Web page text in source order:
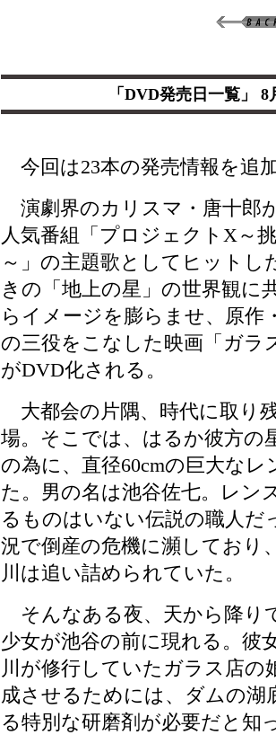
「DVD発売日一覧」
今回は23本の発売情報を追
演劇界のカリスマ・唐十郎
人気番組「プロジェクトX～
～」の主題歌としてヒットし
きの「地上の星」の世界観に
らイメージを膨らませ、原作
の三役をこなした映画「ガラ
がDVD化される。
大都会の片隅、時代に取り
場。そこでは、はるか彼方の
の為に、直径60cmの巨大な
た。男の名は池谷佐七。レン
るものはいない伝説の職人だ
況で倒産の危機に瀕しており
川は追い詰められていた。
そんなある夜、天から降り
少女が池谷の前に現れる。彼
川が修行していたガラス店の
成させるためには、ダムの湖
る特別な研磨剤が必要だと知